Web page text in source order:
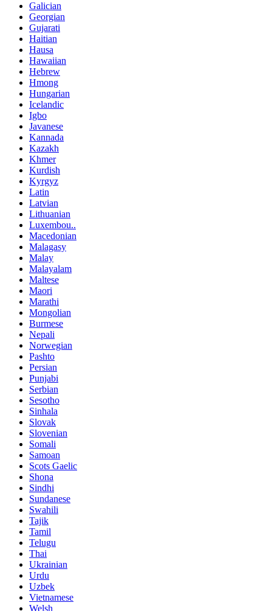
Galician
Georgian
Gujarati
Haitian
Hausa
Hawaiian
Hebrew
Hmong
Hungarian
Icelandic
Igbo
Javanese
Kannada
Kazakh
Khmer
Kurdish
Kyrgyz
Latin
Latvian
Lithuanian
Luxembou..
Macedonian
Malagasy
Malay
Malayalam
Maltese
Maori
Marathi
Mongolian
Burmese
Nepali
Norwegian
Pashto
Persian
Punjabi
Serbian
Sesotho
Sinhala
Slovak
Slovenian
Somali
Samoan
Scots Gaelic
Shona
Sindhi
Sundanese
Swahili
Tajik
Tamil
Telugu
Thai
Ukrainian
Urdu
Uzbek
Vietnamese
Welsh